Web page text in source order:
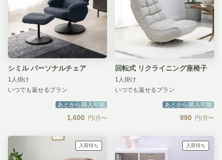
シミル パーソナルチェア
1人掛け
いつでも返せるプラン
あとから購入可能
1,600 円/月〜
回転式 リクライニング座椅子
1人掛け
いつでも返せるプラン
あとから購入可能
990 円/月〜
入荷待ち 入荷待ち